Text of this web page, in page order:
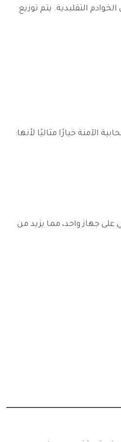
التقليدية. يتم توزيع
الآمنة خيارًا مثاليًا لأنها:
على جهاز واحد، مما يزيد من